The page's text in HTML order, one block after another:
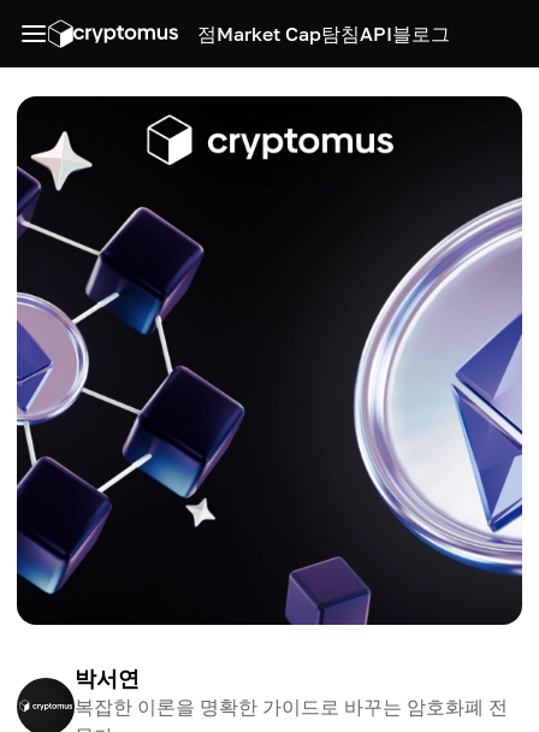
점Market Cap탐침API블로그
박서연
복잡한 이론을 명확한 가이드로 바꾸는 암호화폐 전